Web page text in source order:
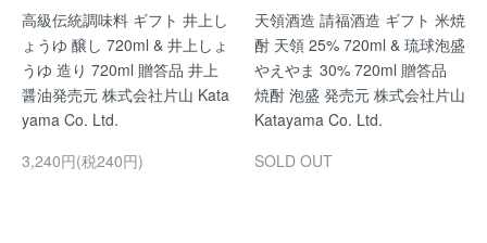
高級伝統調味料 ギフト 井上し
ょうゆ 醸し 720ml & 井上しょ
うゆ 造り 720ml 贈答品 井上
醤油発売元 株式会社片山 Kata
yama Co. Ltd.
3,240円(税240円)
天領酒造 請福酒造 ギフト 米焼
酎 天領 25% 720ml & 琉球泡盛
やえやま 30% 720ml 贈答品
焼酎 泡盛 発売元 株式会社片山
Katayama Co. Ltd.
SOLD OUT